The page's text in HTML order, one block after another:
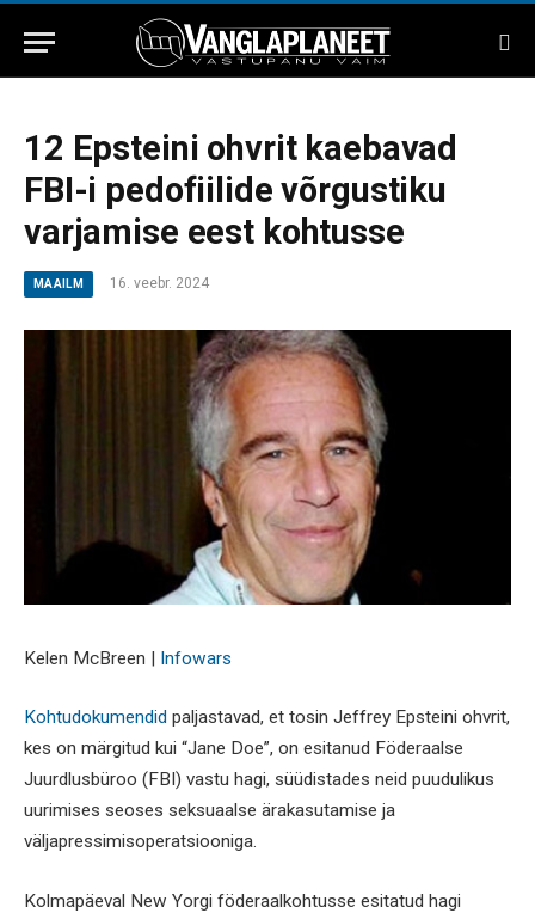
12 Epsteini ohvrit kaebavad
FBI-i pedofiilide võrgustiku
varjamise eest kohtusse
MAAILM 16. veebr. 2024
Kelen McBreen | Infowars
Kohtudokumendid paljastavad, et tosin Jeffrey Epsteini ohvrit,
kes on märgitud kui “Jane Doe”, on esitanud Föderaalse
Juurdlusbüroo (FBI) vastu hagi, süüdistades neid puudulikus
uurimises seoses seksuaalse ärakasutamise ja
väljapressimisoperatsiooniga.
Kolmapäeval New Yorgi föderaalkohtusse esitatud hagi